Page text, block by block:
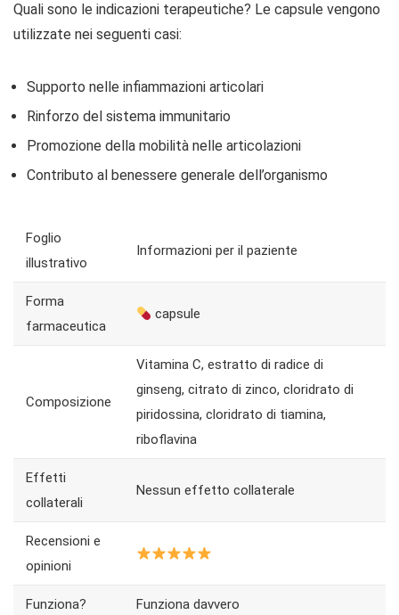
Quali sono le indicazioni terapeutiche? Le capsule vengono
utilizzate nei seguenti casi:
Supporto nelle infiammazioni articolari
Rinforzo del sistema immunitario
Promozione della mobilità nelle articolazioni
Contributo al benessere generale dell’organismo
Foglio
illustrativo
Informazioni per il paziente
Forma
farmaceutica
capsule
Composizione
Vitamina C, estratto di radice di
ginseng, citrato di zinco, cloridrato di
piridossina, cloridrato di tiamina,
riboflavina
Effetti
collaterali
Nessun effetto collaterale
Recensioni e
opinioni
Funziona? Funziona davvero